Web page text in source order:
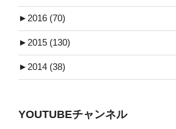
►2016 (70)
►2015 (130)
►2014 (38)
YOUTUBEチャンネル